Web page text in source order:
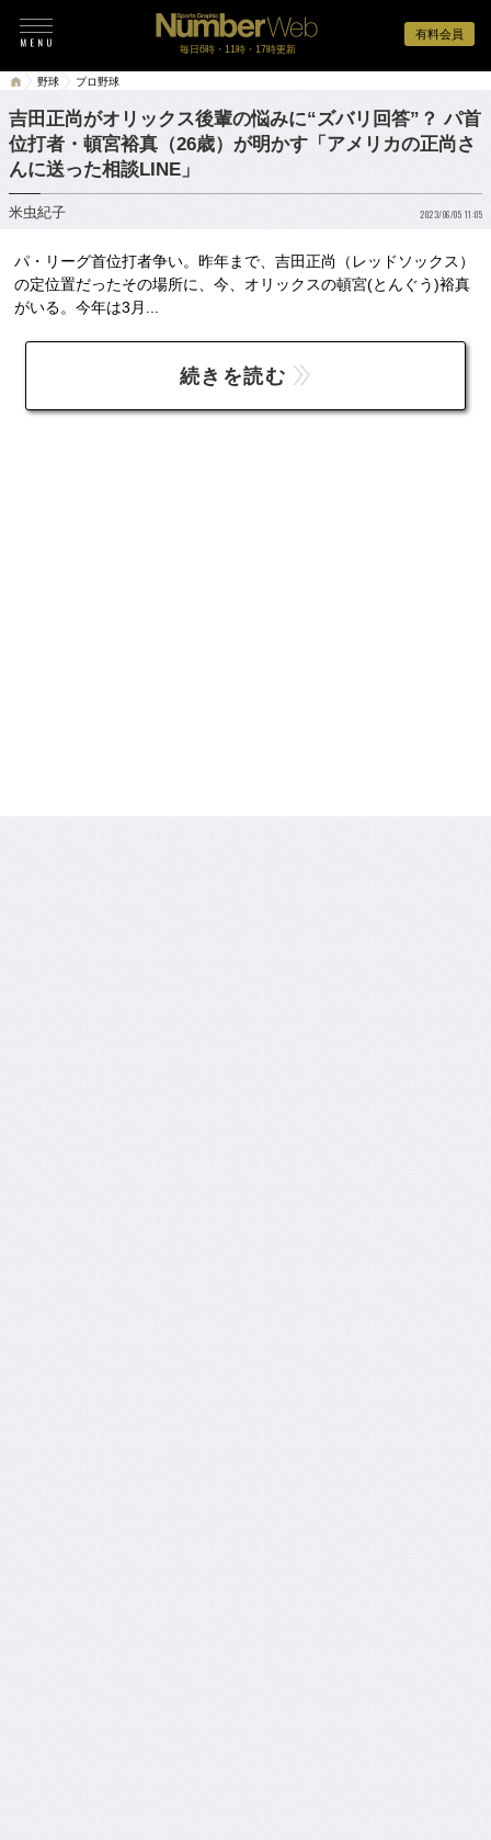
有料会員
毎日6時・11時・17時更新
野球 プロ野球
吉田正尚がオリックス後輩の悩みに“ズバリ回答”？ パ首
位打者・頓宮裕真（26歳）が明かす「アメリカの正尚さ
んに送った相談LINE」
米虫紀子 2023/06/05 11:05
パ・リーグ首位打者争い。昨年まで、吉田正尚（レッドソックス）
の定位置だったその場所に、今、オリックスの頓宮(とんぐう)裕真
がいる。今年は3月...
続きを読む